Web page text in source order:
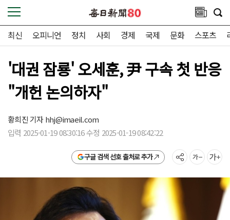
최신 오피니언 정치 사회 경제 국제 문화 스포츠
'대권 잠룡' 오세훈, 尹 구속 첫 반응
"개헌 논의하자"
황희진 기자hhj@imaeil.com
입력 2025-01-19 08:30:16 수정 2025-01-19 08:42:22
구글 검색 선호 출처로 추가